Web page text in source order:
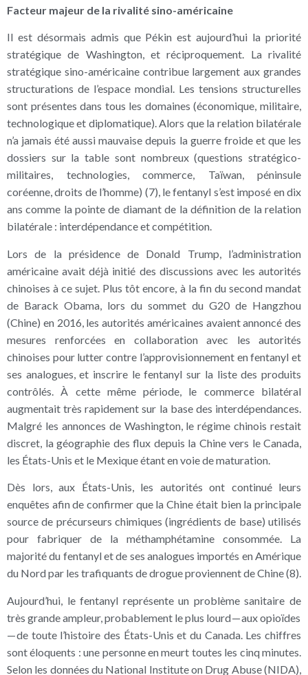
Facteur majeur de la rivalité sino-américaine
Il est désormais admis que Pékin est aujourd’hui la priorité
stratégique de Washington, et réciproquement. La rivalité
stratégique sino-américaine contribue largement aux grandes
structurations de l’espace mondial. Les tensions structurelles
sont présentes dans tous les domaines (économique, militaire,
technologique et diplomatique). Alors que la relation bilatérale
n’a jamais été aussi mauvaise depuis la guerre froide et que les
dossiers sur la table sont nombreux (questions stratégico-
militaires, technologies, commerce, Taïwan, péninsule
coréenne, droits de l’homme) (7), le fentanyl s’est imposé en dix
ans comme la pointe de diamant de la définition de la relation
bilatérale : interdépendance et compétition.
Lors de la présidence de Donald Trump, l’administration
américaine avait déjà initié des discussions avec les autorités
chinoises à ce sujet. Plus tôt encore, à la fin du second mandat
de Barack Obama, lors du sommet du G20 de Hangzhou
(Chine) en 2016, les autorités américaines avaient annoncé des
mesures renforcées en collaboration avec les autorités
chinoises pour lutter contre l’approvisionnement en fentanyl et
ses analogues, et inscrire le fentanyl sur la liste des produits
contrôlés. À cette même période, le commerce bilatéral
augmentait très rapidement sur la base des interdépendances.
Malgré les annonces de Washington, le régime chinois restait
discret, la géographie des flux depuis la Chine vers le Canada,
les États-Unis et le Mexique étant en voie de maturation.
Dès lors, aux États-Unis, les autorités ont continué leurs
enquêtes afin de confirmer que la Chine était bien la principale
source de précurseurs chimiques (ingrédients de base) utilisés
pour fabriquer de la méthamphétamine consommée. La
majorité du fentanyl et de ses analogues importés en Amérique
du Nord par les trafiquants de drogue proviennent de Chine (8).
Aujourd’hui, le fentanyl représente un problème sanitaire de
très grande ampleur, probablement le plus lourd — aux opioïdes
— de toute l’histoire des États-Unis et du Canada. Les chiffres
sont éloquents : une personne en meurt toutes les cinq minutes.
Selon les données du National Institute on Drug Abuse (NIDA),